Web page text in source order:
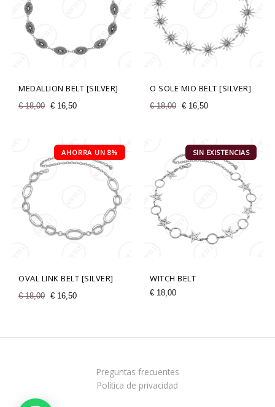
MEDALLION BELT [SILVER]
€18,00 € 16,50
O SOLE MIO BELT [SILVER]
€18,00 € 16,50
AHORRA UN 8%
OVAL LINK BELT [SILVER]
€18,00
El
precio
original
€ 16,50
El
precio
actual
SIN EXISTENCIAS
WITCH BELT
€ 18,00
Preguntas frecuentes
Política de privacidad